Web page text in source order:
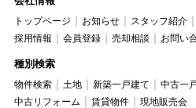
トップページ お知らせ スタッフ紹介
採用情報
会員登録 売却相談 お問い
種別検索
物件検索 土地 新築一戸建て 中古一
中古リフォーム
賃貸物件 現地販売会